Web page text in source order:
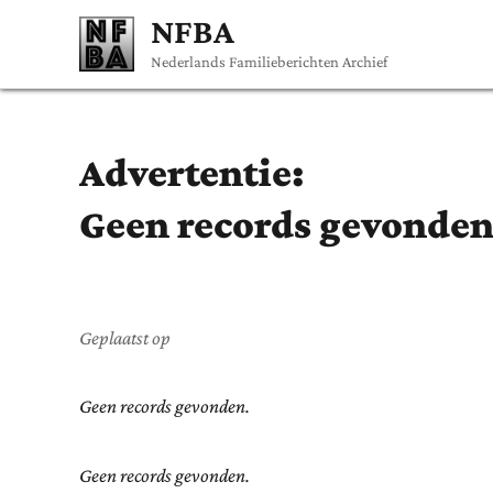
NFBA
Nederlands Familieberichten Archief
Advertentie:
Geen records
Geplaatst op
Geen records gevonden.
Geen records gevonden.